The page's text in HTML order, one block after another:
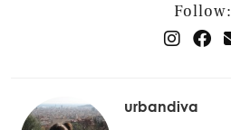
Follow:
urbandiva